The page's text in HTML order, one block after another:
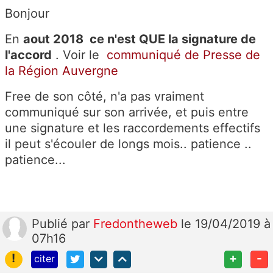
Bonjour
En aout 2018 ce n'est QUE la signature de
l'accord . Voir le communiqué de Presse de
la Région Auvergne
Free de son côté, n'a pas vraiment
communiqué sur son arrivée, et puis entre
une signature et les raccordements effectifs
il peut s'écouler de longs mois.. patience ..
patience...
Publié par Fredontheweb le 19/04/2019 à
07h16
!
citer + -